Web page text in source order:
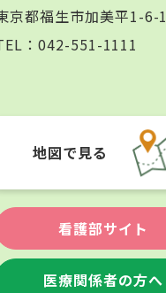
京都福生市加美平1-6-1
： 042-551-1111
地図で見る
看護部サイト
医療関係者の方へ